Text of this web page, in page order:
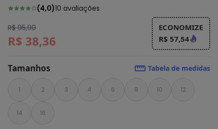
(4,0)10 avaliações
R$ 95,90
R$ 38,36
ECONOMIZE
R$ 57,54
Tamanhos Tabela de medidas
1 2 3 4 6 8 10 12
14 16